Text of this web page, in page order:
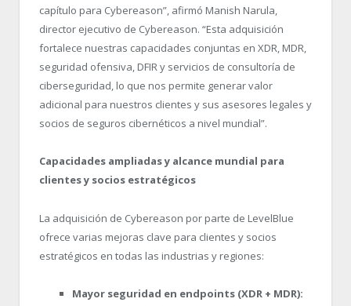
capítulo para Cybereason”, afirmó Manish Narula,
director ejecutivo de Cybereason. “Esta adquisición
fortalece nuestras capacidades conjuntas en XDR, MDR,
seguridad ofensiva, DFIR y servicios de consultoría de
ciberseguridad, lo que nos permite generar valor
adicional para nuestros clientes y sus asesores legales y
socios de seguros cibernéticos a nivel mundial”.
Capacidades ampliadas y alcance mundial para
clientes y socios estratégicos
La adquisición de Cybereason por parte de LevelBlue
ofrece varias mejoras clave para clientes y socios
estratégicos en todas las industrias y regiones:
Mayor seguridad en endpoints (XDR + MDR):